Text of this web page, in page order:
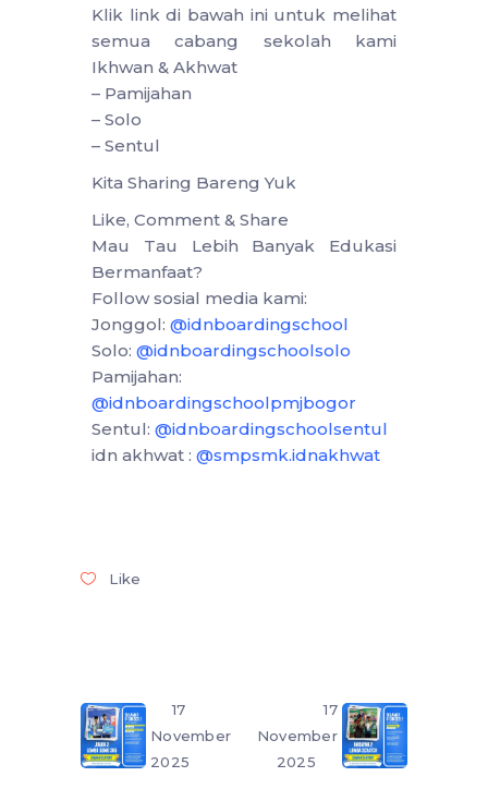
Klik link di bawah ini untuk melihat
semua cabang sekolah kami
Ikhwan & Akhwat
– Pamijahan
– Solo
– Sentul
Kita Sharing Bareng Yuk
Like, Comment & Share
Mau Tau Lebih Banyak Edukasi
Bermanfaat?
Follow sosial media kami:
Jonggol: @idnboardingschool
Solo: @idnboardingschoolsolo
Pamijahan:
@idnboardingschoolpmjbogor
Sentul: @idnboardingschoolsentul
idn akhwat : @smpsmk.idnakhwat
Like
17
November
2025
17
November
2025